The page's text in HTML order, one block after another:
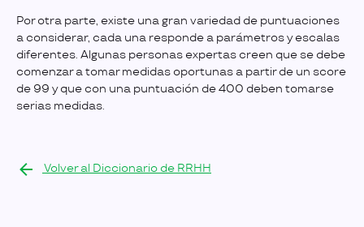
Por otra parte, existe una gran variedad de puntuaciones
a considerar, cada una responde a parámetros y escalas
diferentes. Algunas personas expertas creen que se debe
comenzar a tomar medidas oportunas a partir de un score
de 99 y que con una puntuación de 400 deben tomarse
serias medidas.
Volver al Diccionario de RRHH